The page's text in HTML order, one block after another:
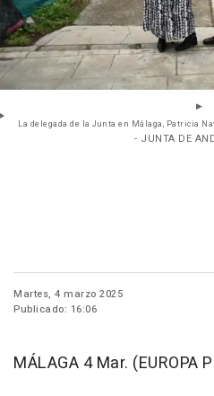
La delegada de la Junta en Málaga, Patricia
- JUNTA DE
Martes, 4 marzo 2025
Publicado: 16:06
MÁLAGA 4 Mar. (EUROPA